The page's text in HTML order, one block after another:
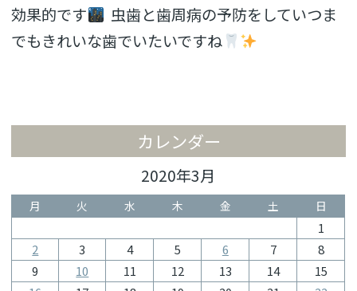
効果的です
虫歯と歯周病の予防をしていつま
でもきれいな歯でいたいですね
カレンダー
2020年3月
月 火 水 木 金 土 日
1
2
3 4 5 6 7
8
9
10 11 12 13 14
15